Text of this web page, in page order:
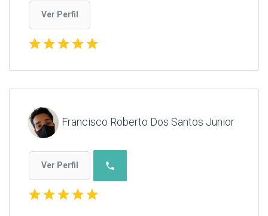
Ver Perfil
starstarstarstarstar
Francisco Roberto Dos Santos Junior
Ver Perfil phone
starstarstarstarstar